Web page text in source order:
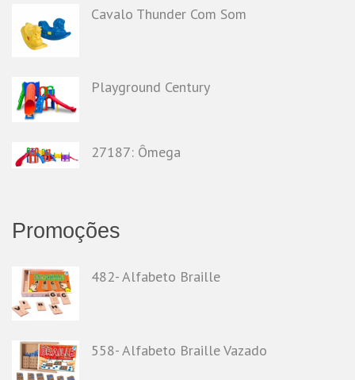
Cavalo Thunder Com Som
Playground Century
27187: Ômega
Promoções
482- Alfabeto Braille
558- Alfabeto Braille Vazado